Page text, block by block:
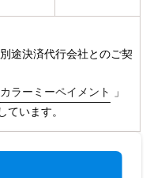
途決済代行会社とのご契
カラーミーペイメント
」
ています。